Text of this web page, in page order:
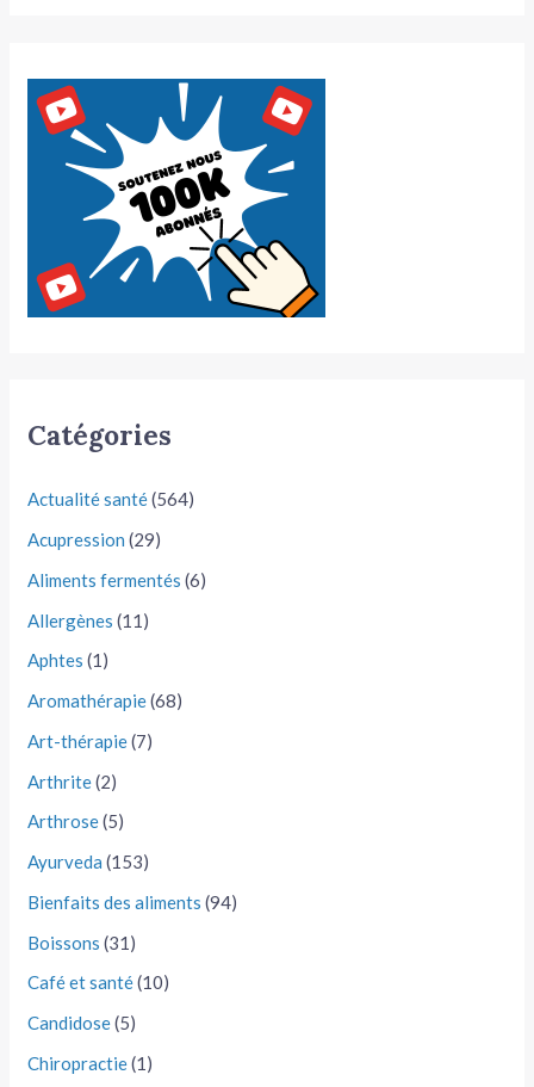
Catégories
Actualité santé(564)
Acupression (29)
Aliments fermentés (6)
Allergènes (11)
Aphtes (1)
Aromathérapie(68)
Art-thérapie(7)
Arthrite(2)
Arthrose(5)
Ayurveda (153)
Bienfaits des aliments (94)
Boissons (31)
Café et santé(10)
Candidose(5)
Chiropractie(1)